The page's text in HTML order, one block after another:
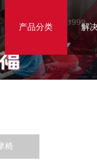
产品分类 解
椅